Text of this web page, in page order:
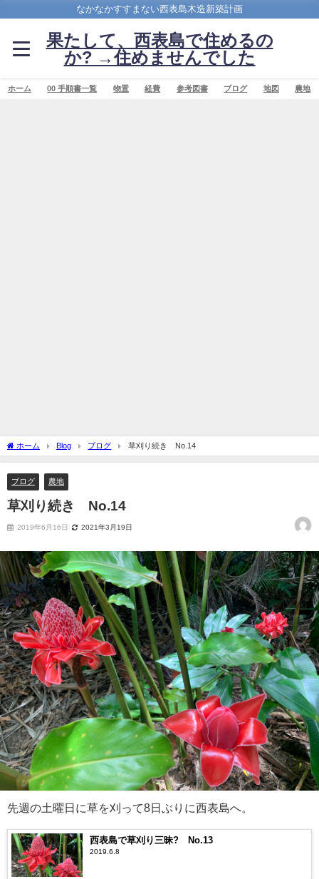
なかなかすすまない西表島木造新築計画
果たして、西表島で住めるの
か? →住めませんでした
ホーム 00 手順書一覧 物置 経費 参考図書 ブログ 地図 農地
ホーム Blog ブログ 草刈り続き No.14
ブログ 農地
草刈り続き No.14
2019年6月16日 2021年3月19日
先週の土曜日に草を刈って8日ぶりに西表島へ。
西表島で草刈り三昧? No.13
2019.6.8